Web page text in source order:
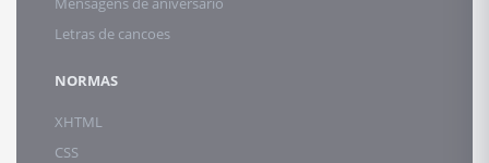
Letras de cancoes
NORMAS
XHTML
CSS